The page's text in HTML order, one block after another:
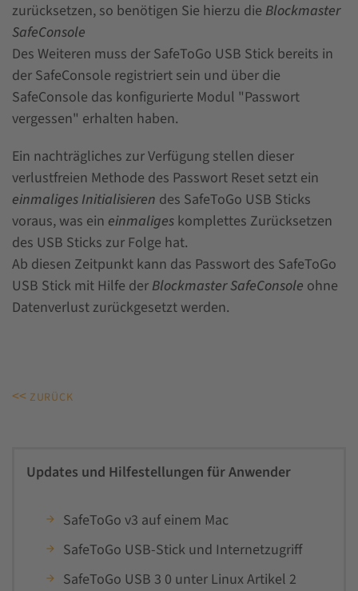
zurücksetzen, so benötigen Sie hierzu die Blockmaster
SafeConsole
Des Weiteren muss der SafeToGo USB Stick bereits in
der SafeConsole registriert sein und über die
SafeConsole das konfigurierte Modul "Passwort
vergessen" erhalten haben.
Ein nachträgliches zur Verfügung stellen dieser
verlustfreien Methode des Passwort Reset setzt ein
einmaliges Initialisieren des SafeToGo USB Sticks
voraus, was ein einmaliges komplettes Zurücksetzen
des USB Sticks zur Folge hat.
Ab diesen Zeitpunkt kann das Passwort des SafeToGo
USB Stick mit Hilfe der Blockmaster SafeConsole ohne
Datenverlust zurückgesetzt werden.
<< ZURÜCK
Updates und Hilfestellungen für Anwender
SafeToGo v3 auf einem Mac
SafeToGo USB-Stick und Internetzugriff
SafeToGo USB 3 0 unter Linux Artikel 2